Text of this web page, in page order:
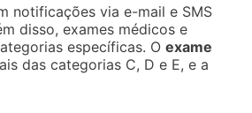
notificações via e-mail e SMS
disso, exames médicos e
específicas. O exame
das categorias C, D e E, e a